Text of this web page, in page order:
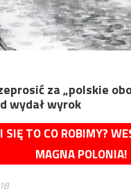
za „polskie
wydał wyrok
SIĘ TO CO ROBIMY?
MAGNA POLONIA!